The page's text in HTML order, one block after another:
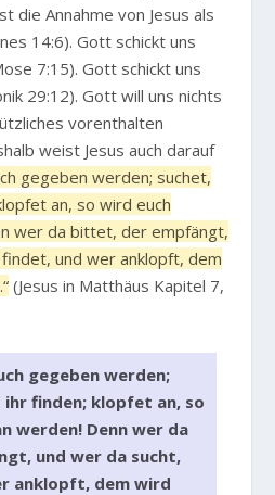
die Annahme von Jesus als
14:6). Gott schickt uns
7:15). Gott schickt uns
29:12). Gott will uns nichts
vorenthalten
weist Jesus auch darauf
gegeben werden; suchet,
an, so wird euch
wer da bittet, der empfängt,
und wer anklopft, dem
(Jesus in Matthäus Kapitel 7,
gegeben werden;
finden; klopfet an, so
werden! Denn wer da
und wer da sucht,
anklopft, dem wird